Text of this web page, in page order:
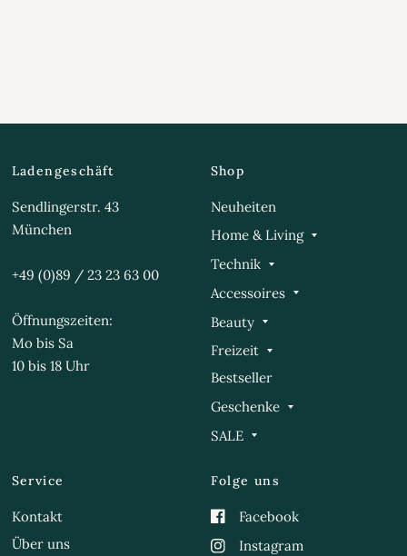
Ladengeschäft
Sendlingerstr. 43
München
+49 (0)89 / 23 23 63 00
Öffnungszeiten:
Mo bis Sa
10 bis 18 Uhr
Shop
Neuheiten
Home & Living
Technik
Accessoires
Beauty
Freizeit
Bestseller
Geschenke
SALE
Service
Kontakt
Über uns
Folge uns
Facebook
Instagram